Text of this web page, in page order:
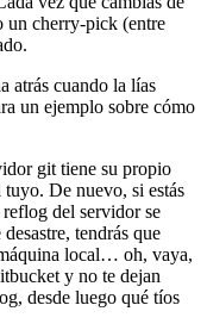
un cherry-pick (entre
atrás cuando la lías
un ejemplo sobre cómo
git tiene su propio
De nuevo, si estás
reflog del servidor se
tendrás que
local… oh, vaya,
y no te dejan
desde luego qué tíos